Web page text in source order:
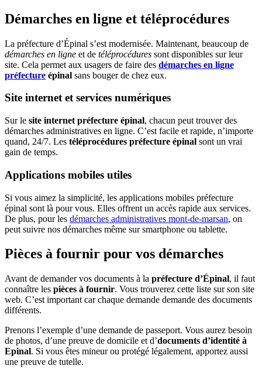
Démarches en ligne et téléprocédures
La préfecture d’Épinal s’est modernisée. Maintenant, beaucoup de
démarches en ligne et de téléprocédures sont disponibles sur leur
site. Cela permet aux usagers de faire des démarches en ligne
préfecture épinal sans bouger de chez eux.
Site internet et services numériques
Sur le site internet préfecture épinal, chacun peut trouver des
démarches administratives en ligne. C’est facile et rapide, n’importe
quand, 24/7. Les téléprocédures préfecture épinal sont un vrai
gain de temps.
Applications mobiles utiles
Si vous aimez la simplicité, les applications mobiles préfecture
épinal sont là pour vous. Elles offrent un accès rapide aux services.
De plus, pour les démarches administratives mont-de-marsan, on
peut suivre nos démarches même sur smartphone ou tablette.
Pièces à fournir pour vos démarches
Avant de demander vos documents à la préfecture d’Épinal, il faut
connaître les pièces à fournir. Vous trouverez cette liste sur son site
web. C’est important car chaque demande demande des documents
différents.
Prenons l’exemple d’une demande de passeport. Vous aurez besoin
de photos, d’une preuve de domicile et d’documents d’identité à
Epinal. Si vous êtes mineur ou protégé légalement, apportez aussi
une preuve de tutelle.